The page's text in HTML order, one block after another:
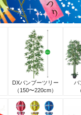
DXバンブーツリー
（150〜220cm）
バ